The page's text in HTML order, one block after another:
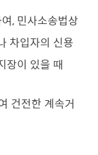
, 민사소송법상
차입자의 신용
장이 있을 때
건전한 계속거